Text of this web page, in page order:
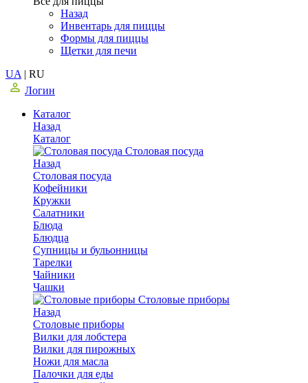
Назад
Инвентарь для пиццы
Формы для пиццы
Щетки для печи
UA | RU
Логин
Каталог
Назад
Каталог
Столовая посуда
Назад
Столовая посуда
Кофейники
Кружки
Салатники
Блюда
Блюдца
Супницы и бульонницы
Тарелки
Чайники
Чашки
Cтоловые приборы
Назад
Cтоловые приборы
Вилки для лобстера
Вилки для пирожных
Ножи для масла
Палочки для еды